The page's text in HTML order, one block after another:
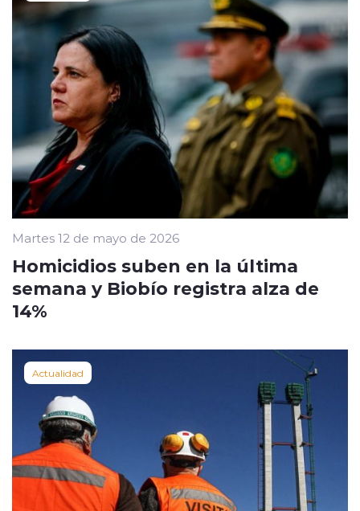
Martes 12 de mayo de 2026
Homicidios suben en la última
semana y Biobío registra alza de
14%
Actualidad